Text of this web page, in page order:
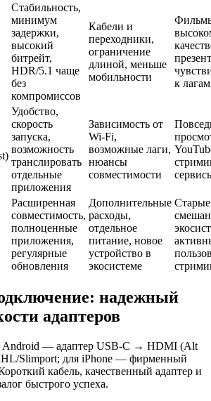
Стабильность,
минимум
задержки,
высокий
битрейт,
HDR/5.1 чаще
без
компромиссов
Кабели и
переходники,
ограничение
длиной, меньше
мобильности
к
Удобство,
скорость
запуска,
возможность
транслировать
отдельные
приложения
Зависимость от
Wi‑Fi,
возможные лаги,
нюансы
совместимости
Расширенная
совместимость,
полноценные
приложения,
регулярные
обновления
Дополнительные
расходы,
отдельное
питание, новое
устройство в
экосистеме
надежный
адаптеров
Android — адаптер USB‑C → HDMI (Alt
Slimport; для iPhone — фирменный
кабель, качественный адаптер и
быстрого успеха.